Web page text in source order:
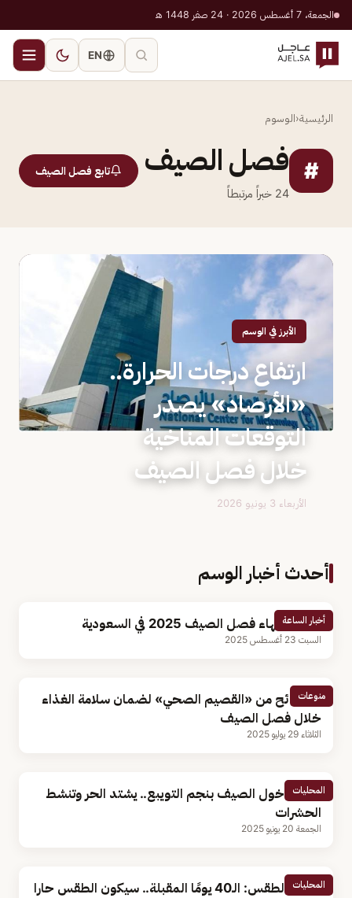
الجمعة، 7 أغسطس 2026 · 24 صفر 1448 هـ
EN
الرئيسية‹الوسوم
# فصل الصيف
24 خبراً مرتبطاً
تابع فصل الصيف
الأبرز في الوسم
ارتفاع درجات الحرارة..
«الأرصاد» يصدر
التوقعات المناخية
خلال فصل الصيف
الأربعاء 3 يونيو 2026
أحدث أخبار الوسم
أخبار الساعة
موعد انتهاء فصل الصيف 2025 في السعودية
السبت 23 أغسطس 2025
منوعات4 نصائح من «القصيم الصحي» لضمان سلامة الغذاء
خلال فصل الصيف
الثلاثاء 29 يوليو 2025
المحليات
غدًا.. دخول الصيف بنجم التويبع.. يشتد الحر وتنشط
الحشرات
الجمعة 20 يونيو 2025
المحليات
محلل الطقس: الـ40 يومًا المقبلة.. سيكون الطقس حارا